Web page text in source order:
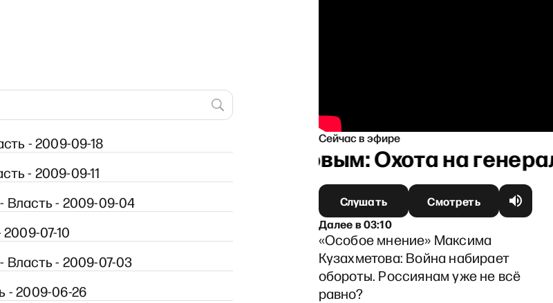
- 2009-09-18
- 2009-09-11
Власть - 2009-09-04
07-10
Власть - 2009-07-03
- 2009-06-26
Сейчас в эфире
с Фёдором Крашенинниковым: Охота на
Слушать
Смотреть
Далеев03:10
«Особое мнение» Максима
Кузахметова: Война набирает
обороты. Россиянам уже не всё
равно?